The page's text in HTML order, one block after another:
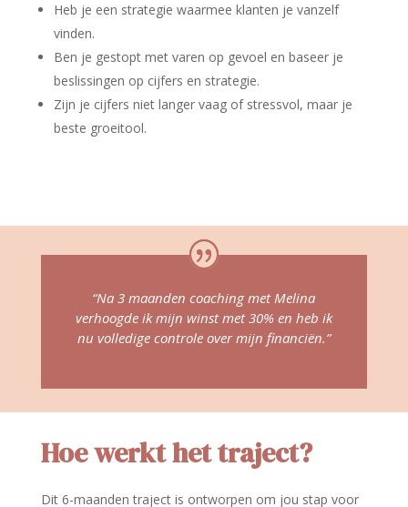
Heb je een strategie waarmee klanten je vanzelf
vinden.
Ben je gestopt met varen op gevoel en baseer je
beslissingen op cijfers en strategie.
Zijn je cijfers niet langer vaag of stressvol, maar je
beste groeitool.
“Na 3 maanden coaching met Melina
verhoogde ik mijn winst met 30% en heb ik
nu volledige controle over mijn financiën.”
Hoe werkt het traject?
Dit 6-maanden traject is ontworpen om jou stap voor